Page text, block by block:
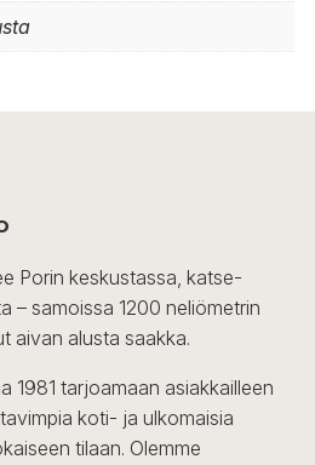
Porin keskustassa, katse-
– samoissa 1200 neliömetrin
aivan alusta saakka.
1981 tarjoamaan asiakkailleen
koti- ja ulkomaisia
tilaan. Olemme